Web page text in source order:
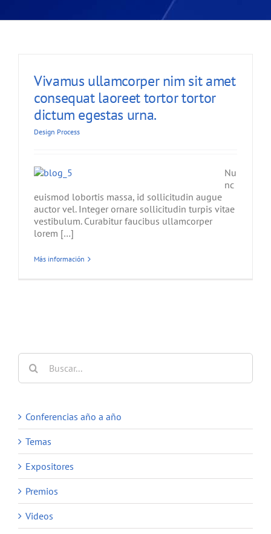
Vivamus ullamcorper nim sit amet
consequat laoreet tortor tortor
dictum egestas urna.
Design Process
Nu
nc
euismod lobortis massa, id sollicitudin augue
auctor vel. Integer ornare sollicitudin turpis vitae
vestibulum. Curabitur faucibus ullamcorper
lorem […]
Más información
Buscar:
Conferencias año a año
Temas
Expositores
Premios
Videos